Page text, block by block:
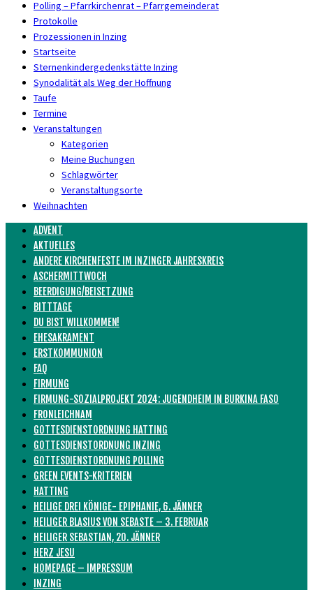
Polling – Pfarrkirchenrat – Pfarrgemeinderat
Protokolle
Prozessionen in Inzing
Startseite
Sternenkindergedenkstätte Inzing
Synodalität als Weg der Hoffnung
Taufe
Termine
Veranstaltungen
Kategorien
Meine Buchungen
Schlagwörter
Veranstaltungsorte
Weihnachten
ADVENT
AKTUELLES
ANDERE KIRCHENFESTE IM INZINGER JAHRESKREIS
ASCHERMITTWOCH
BEERDIGUNG/BEISETZUNG
BITTTAGE
DU BIST WILLKOMMEN!
EHESAKRAMENT
ERSTKOMMUNION
FAQ
FIRMUNG
FIRMUNG-SOZIALPROJEKT 2024: JUGENDHEIM IN BURKINA FASO
FRONLEICHNAM
GOTTESDIENSTORDNUNG HATTING
GOTTESDIENSTORDNUNG INZING
GOTTESDIENSTORDNUNG POLLING
GREEN EVENTS-KRITERIEN
HATTING
HEILIGE DREI KÖNIGE- EPIPHANIE, 6. JÄNNER
HEILIGER BLASIUS VON SEBASTE – 3. FEBRUAR
HEILIGER SEBASTIAN, 20. JÄNNER
HERZ JESU
HOMEPAGE – IMPRESSUM
INZING